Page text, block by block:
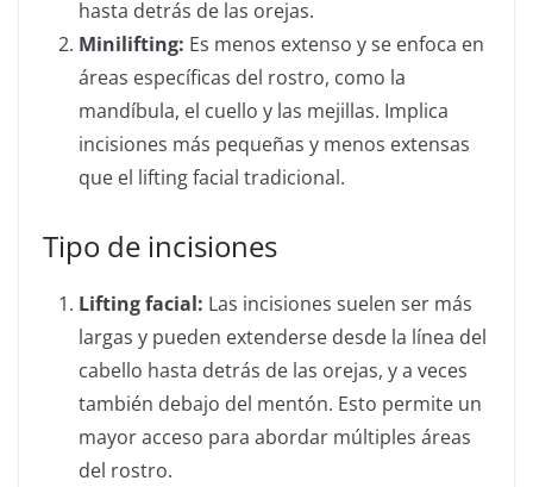
hasta detrás de las orejas.
Minilifting: Es menos extenso y se enfoca en
áreas específicas del rostro, como la
mandíbula, el cuello y las mejillas. Implica
incisiones más pequeñas y menos extensas
que el lifting facial tradicional.
Tipo de incisiones
Lifting facial: Las incisiones suelen ser más
largas y pueden extenderse desde la línea del
cabello hasta detrás de las orejas, y a veces
también debajo del mentón. Esto permite un
mayor acceso para abordar múltiples áreas
del rostro.